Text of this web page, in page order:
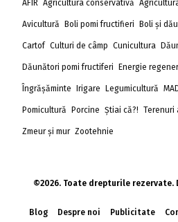
AFIR Agricultura conservativă
Avicultură Boli pomi fructifieri Boli și
Cartof Culturi de câmp Cunicultura
Dăunători pomi fructiferi Energie
Îngrășăminte Irigare Legumicultură
Pomicultură Porcine Știai că?! Terenuri
Zmeur și mur Zootehnie
©2026. Toate drepturile rezervate.
Blog Despre noi Publicitate